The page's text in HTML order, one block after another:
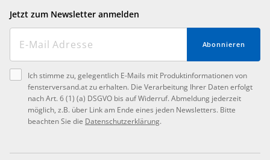
Jetzt zum Newsletter anmelden
Abonnieren
Ich stimme zu, gelegentlich E-Mails mit Produktinformationen von
fensterversand.at zu erhalten. Die Verarbeitung Ihrer Daten erfolgt
nach Art. 6 (1) (a) DSGVO bis auf Widerruf. Abmeldung jederzeit
möglich, z.B. über Link am Ende eines jeden Newsletters. Bitte
beachten Sie die Datenschutzerklärung.